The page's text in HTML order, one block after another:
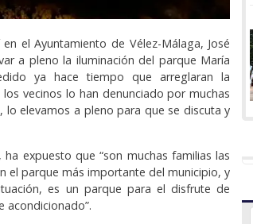
el Ayuntamiento de Vélez-Málaga, José
a pleno la iluminación del parque María
ya hace tiempo que arreglaran la
vecinos lo han denunciado por muchas
lo elevamos a pleno para que se discuta y
expuesto que “son muchas familias las
el parque más importante del municipio, y
es un parque para el disfrute de
acondicionado”.